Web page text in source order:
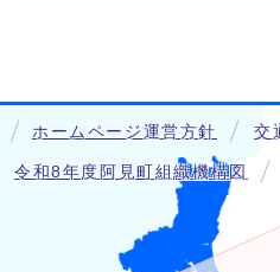
ホームページ運営方針 交
令和8年度阿見町組織機構図